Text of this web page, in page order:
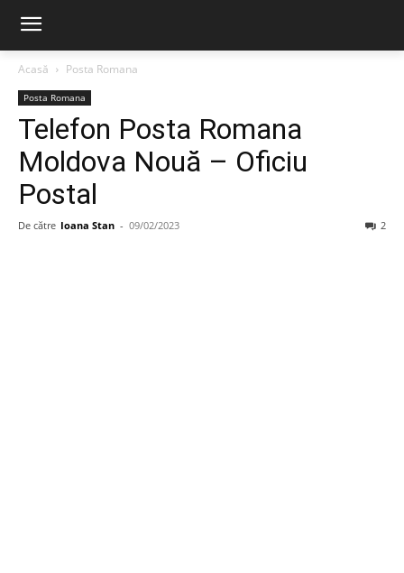
Acasă Posta Romana
Posta Romana
Telefon Posta Romana
Moldova Nouă – Oficiu
Postal
De către Ioana Stan - 09/02/2023 2